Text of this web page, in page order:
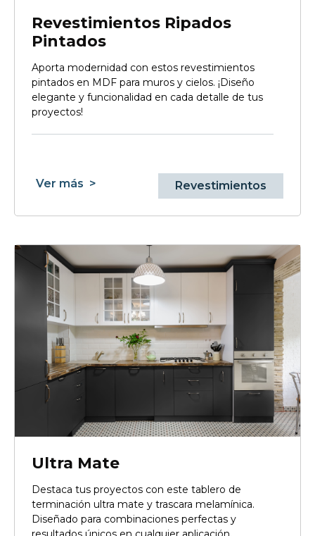
Revestimientos Ripados
Pintados
Aporta modernidad con estos revestimientos
pintados en MDF para muros y cielos. ¡Diseño
elegante y funcionalidad en cada detalle de tus
proyectos!
Ver más > Revestimientos
Ultra Mate
Destaca tus proyectos con este tablero de
terminación ultra mate y trascara melamínica.
Diseñado para combinaciones perfectas y